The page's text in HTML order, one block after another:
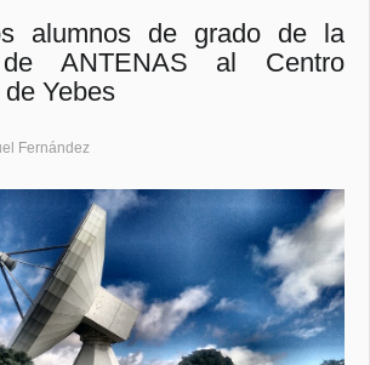
alumnos de grado de la
de ANTENAS al Centro
Yebes
Fernández